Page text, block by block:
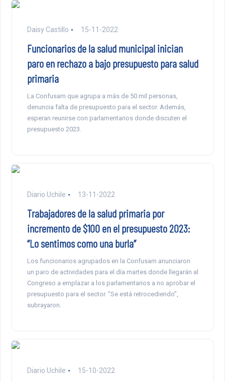
Daisy Castillo 15-11-2022
Funcionarios de la salud municipal inician
paro en rechazo a bajo presupuesto para salud
primaria
La Confusam que agrupa a más de 50 mil personas,
denuncia falta de presupuesto para el sector. Además,
esperan reunirse con parlamentarios donde discuten el
presupuesto 2023.
Diario Uchile 13-11-2022
Trabajadores de la salud primaria por
incremento de $100 en el presupuesto 2023:
“Lo sentimos como una burla”
Los funcionarios agrupados en la Confusam anunciaron
un paro de actividades para el día martes donde llegarán al
Congreso a emplazar a los parlamentarios a no aprobar el
presupuesto para el sector. “Se está retrocediendo”,
subrayaron.
Diario Uchile 15-10-2022